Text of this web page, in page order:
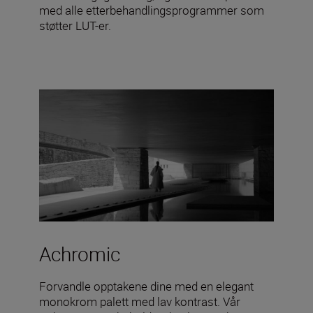
med alle etterbehandlingsprogrammer som
støtter LUT-er.
Achromic
Forvandle opptakene dine med en elegant
monokrom palett med lav kontrast. Vår